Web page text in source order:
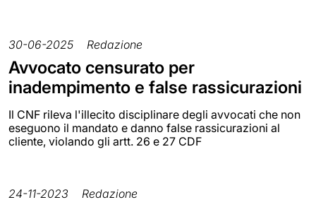
30-06-2025 Redazione
Avvocato censurato per
inadempimento e false rassicurazioni
Il CNF rileva l'illecito disciplinare degli avvocati che non
eseguono il mandato e danno false rassicurazioni al
cliente, violando gli artt. 26 e 27 CDF
24-11-2023 Redazione